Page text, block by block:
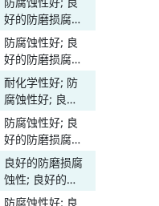
速性能; 抗磨损
性高; 低速性能
高粘性和附着
力; 温度范围宽
好的防磨损腐蚀
性; 高承载能力;
高粘性和附着
力; 温度范围宽
防腐蚀性好; 良
好的防磨损腐蚀
性; 高承载能力;
高温性能; 抗磨
损性高; 低速性
能
耐化学性好; 防
腐蚀性好; 良好
的防磨损腐蚀
性; 高承载能力;
高温性能; 抗磨
损性高; 低温性
能; 温度范围宽
防腐蚀性好; 良
好的防磨损腐蚀
性; 良好的塑料
和橡胶兼容性;
高温性能; 温度
良好的防磨损腐
蚀性; 良好的抗
氧化性; 良好的
防腐蚀性好; 良